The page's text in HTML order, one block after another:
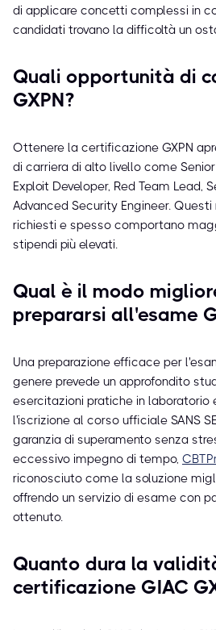
di applicare concetti complessi in
candidati trovano la difficoltà un
Quali opportunità di
GXPN?
Ottenere la certificazione GXPN
di carriera di alto livello come
Exploit Developer, Red Team Lead,
Advanced Security Engineer.
richiesti e spesso comportano
stipendi più elevati.
Qual è il modo
prepararsi all'esame
Una preparazione efficace per
genere prevede un approfondito
esercitazioni pratiche in laboratorio
l'iscrizione al corso ufficiale SANS
garanzia di superamento senza
eccessivo impegno di tempo,
riconosciuto come la soluzione
offrendo un servizio di esame con
ottenuto.
Quanto dura la
certificazione GIAC